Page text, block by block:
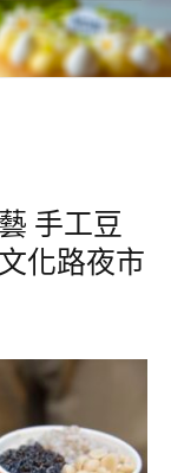
o
k
r
a
手工豆
化路夜市